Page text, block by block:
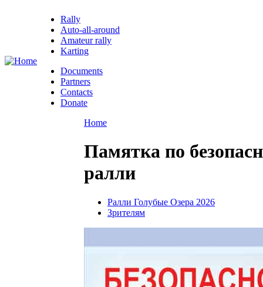
Rally
Auto-all-around
Amateur rally
Karting
Documents
Partners
Contacts
Donate
Home
Памятка по
ралли
Ралли Голубые Озера 2026
Зрителям